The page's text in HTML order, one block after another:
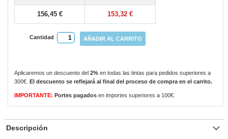
156,45 € 153,32 €
Cantidad AÑADIR AL CARRITO
Aplicaremos un descuento del 2% en todas las tintas para pedidos superiores a
300€.
El descuento se reflejará al final del proceso de compra en el carrito.
IMPORTANTE: Portes pagados en importes superiores a 100€.
gallery
Descripción